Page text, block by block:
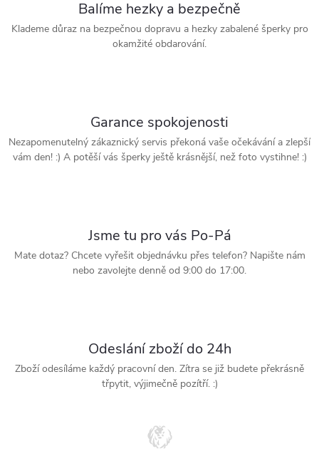
Balíme hezky a bezpečně
Klademe důraz na bezpečnou dopravu a hezky zabalené šperky pro
okamžité obdarování.
Garance spokojenosti
Nezapomenutelný zákaznický servis překoná vaše očekávání a zlepší
vám den! :) A potěší vás šperky ještě krásnější, než foto vystihne! :)
Jsme tu pro vás Po-Pá
Mate dotaz? Chcete vyřešit objednávku přes telefon? Napište nám
nebo zavolejte denně od 9:00 do 17:00.
Odeslání zboží do 24h
Zboží odesíláme každý pracovní den. Zítra se již budete překrásně
třpytit, výjimečně pozítří. :)